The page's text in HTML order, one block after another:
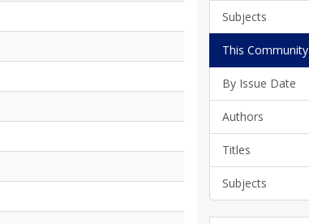
Subjects
This Community
By Issue Date
Authors
Titles
Subjects